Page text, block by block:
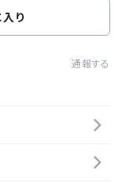
り
通報する